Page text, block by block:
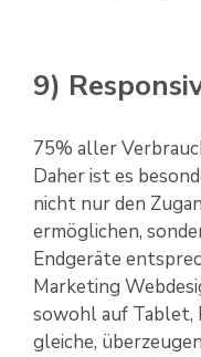
9)
75% aller
Daher ist es
nicht nur den
ermöglichen,
Endgeräte
Marketing
sowohl auf Tablet,
gleiche,